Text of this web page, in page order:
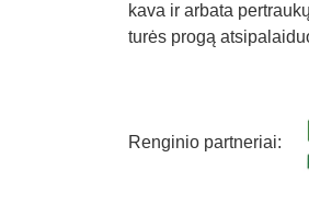
kava ir arbata
turės progą
Renginio partneriai: